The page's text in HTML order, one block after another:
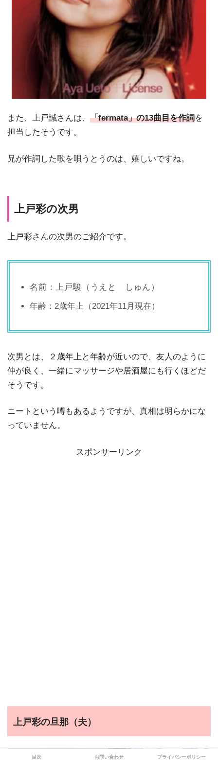
また、上戸誠さんは、 「fermata」の13曲目を作詞 を
担当したそうです。
兄が作詞した歌を唄うとうのは、嬉しいですね。
上戸彩の次男
上戸彩さんの次男のご紹介です。
名前： 上戸駿（うえと しゅん）
年齢：2歳年上（2021年11月現在）
次男とは、２歳年上と年齢が近いので、友人のように
仲が良く、一緒にマッサージや居酒屋にも行くほどだ
そうです。
ニートという噂もあるようですが、真相は明らかにな
っていません。
スポンサーリンク
上戸彩の旦那（夫）
目次 お問い合わせ プライバシーポリシー